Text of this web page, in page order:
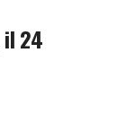
il 24